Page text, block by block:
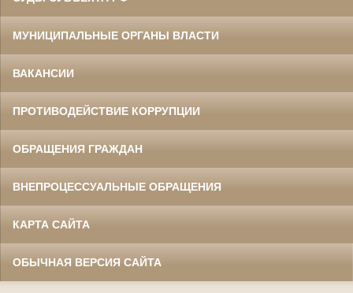
МУНИЦИПАЛЬНЫЕ ОРГАНЫ ВЛАСТИ
ВАКАНСИИ
ПРОТИВОДЕЙСТВИЕ КОРРУПЦИИ
ОБРАЩЕНИЯ ГРАЖДАН
ВНЕПРОЦЕССУАЛЬНЫЕ ОБРАЩЕНИЯ
КАРТА САЙТА
ОБЫЧНАЯ ВЕРСИЯ САЙТА